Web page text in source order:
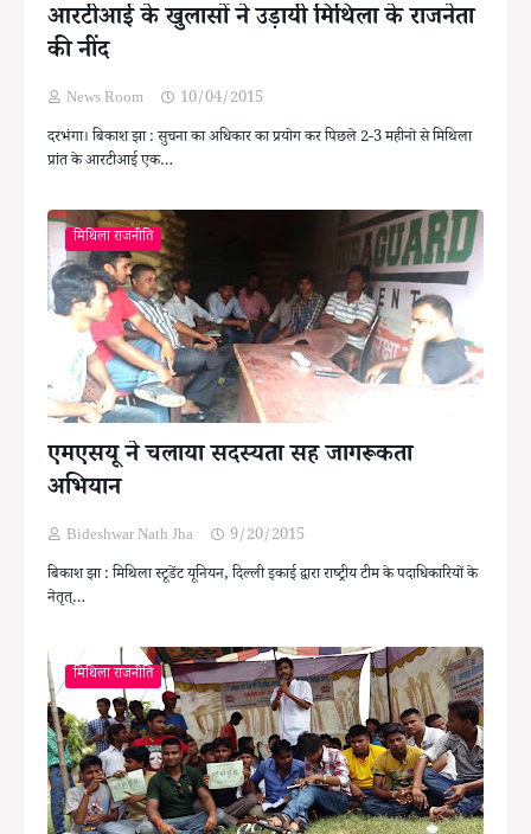
आरटीआई के खुलासों ने उड़ायी मिथिला के राजनेता
की नींद
News Room
10/04/2015
दरभंगा। बिकाश झा : सुचना का अधिकार का प्रयोग कर पिछले 2-3 महीनो से मिथिला
प्रांत के आरटीआई एक…
मिथिला राजनीति
एमएसयू ने चलाया सदस्यता सह जागरूकता
अभियान
Bideshwar Nath Jha
9/20/2015
बिकाश झा : मिथिला स्टूडेंट यूनियन, दिल्ली इकाई द्वारा राष्ट्रीय टीम के पदाधिकारियों के
नेतृत्…
मिथिला राजनीति